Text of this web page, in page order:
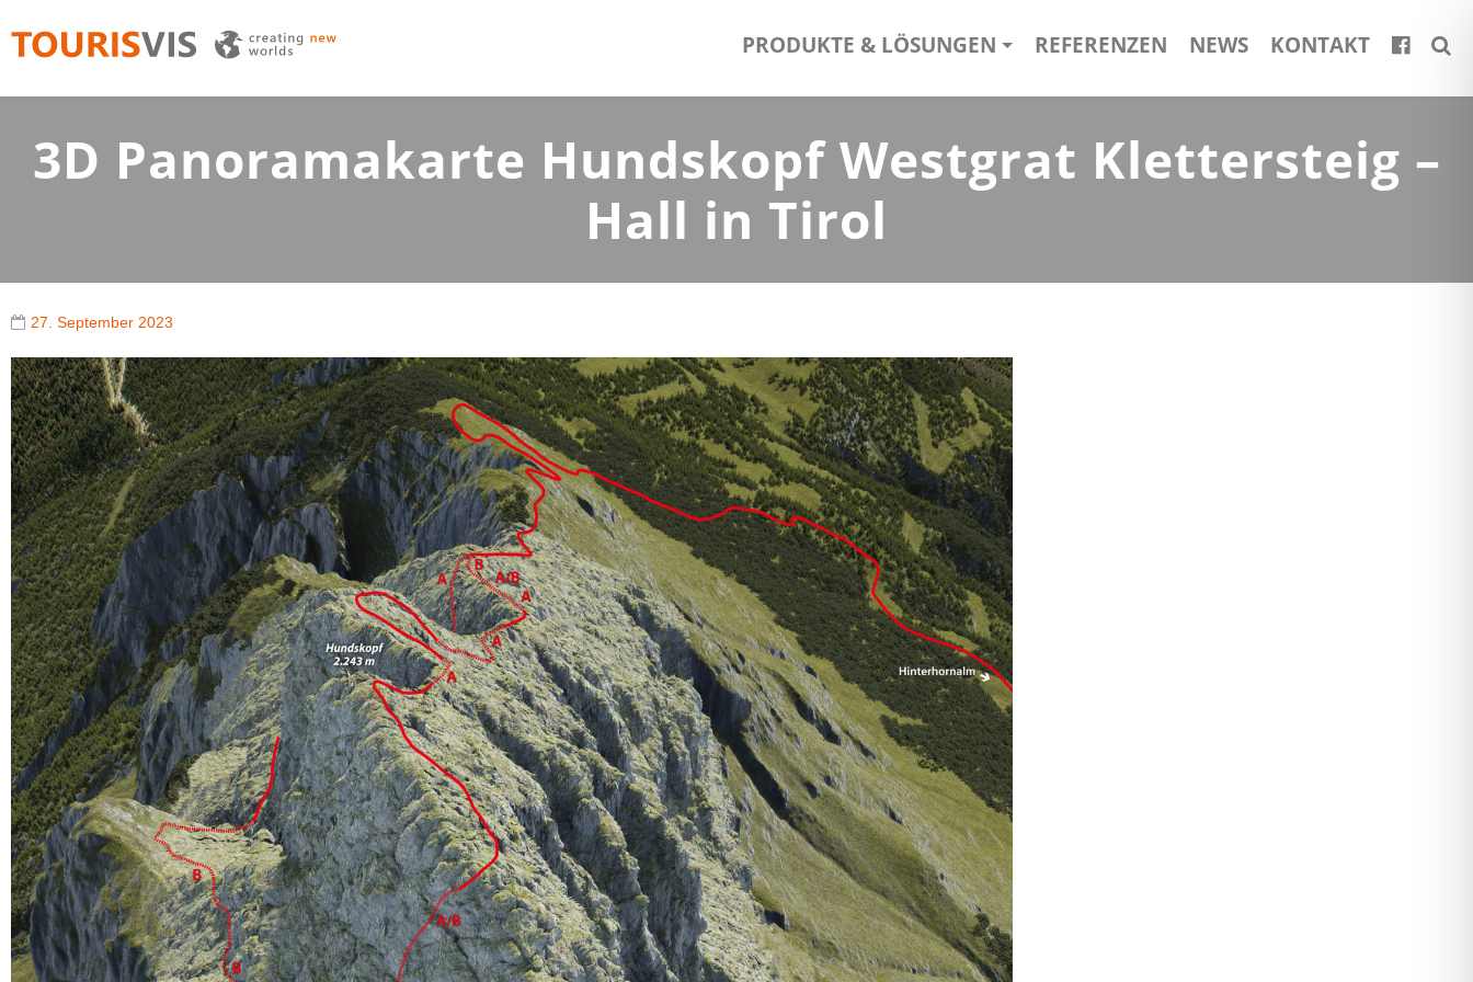
TOURISVIS
3D Panoramakarten aus Österreich
PRODUKTE & LÖSUNGEN REFERENZEN NEWS KONTAKT
3D Panoramakarte Hundskopf Westgrat Klettersteig –
Hall in Tirol
27. September 2023